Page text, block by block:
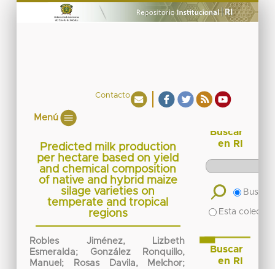
Contacto
Menú
Predicted milk production
per hectare based on yield
and chemical composition
of native and hybrid maize
silage varieties on
temperate and tropical
regions
Robles Jiménez, Lizbeth
Esmeralda; González Ronquillo,
Manuel; Rosas Davila, Melchor;
Buscar
en RI
Buscar
Esta
Buscar
en RI